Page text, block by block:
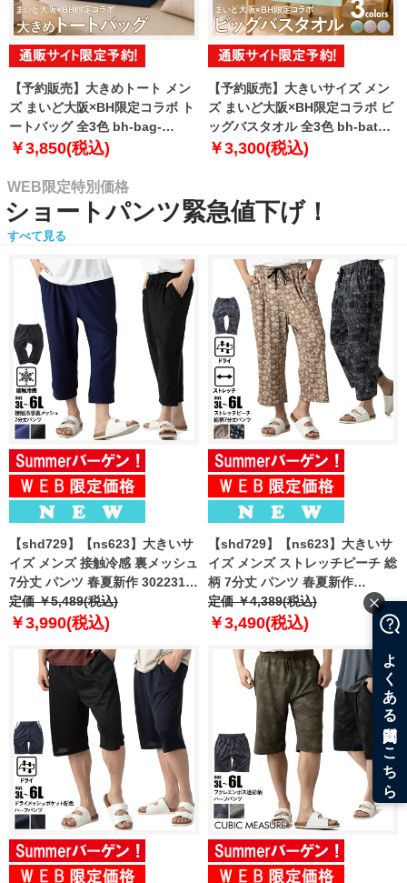
【予約販売】大きめトート メン
ズ まいど大阪×BH限定コラボ ト
ートバッグ 全3色 bh-bag-
sumo999【10月下旬発送予定】
￥3,850(税込)
【予約販売】大きいサイズ メン
ズ まいど大阪×BH限定コラボ ビ
ッグバスタオル 全3色 bh-bath-
sumo999【10月下旬発送予定】
￥3,300(税込)
WEB限定特別価格
ショートパンツ緊急値下げ！
すべて見る
【shd729】【ns623】大きいサ
イズ メンズ 接触冷感 裏メッシュ
7分丈 パンツ 春夏新作 302231az
【fre】
定価 ￥5,489(税込)
￥3,990(税込)
【shd729】【ns623】大きいサ
イズ メンズ ストレッチピーチ 総
柄 7分丈 パンツ 春夏新作
302249az 【fre】
定価 ￥4,389(税込)
￥3,490(税込)